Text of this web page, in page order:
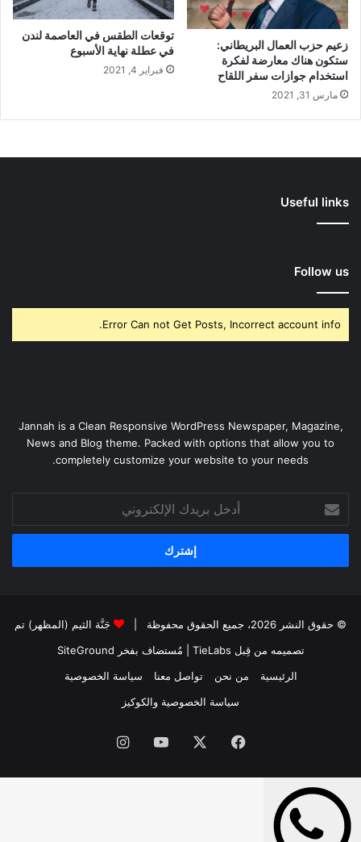
زعيم حزب العمال البريطاني:
ستكون هناك معارضة لفكرة
استخدام جوازات سفر اللقاح
مارس 31, 2021
توقعات الطقس في العاصمة لندن
في عطلة نهاية الأسبوع
فبراير 4, 2021
Useful links
Follow us
Error Can not Get Posts, Incorrect account info.
Jannah is a Clean Responsive WordPress Newspaper, Magazine,
News and Blog theme. Packed with options that allow you to
completely customize your website to your needs.
بريدك
الإلكتروني
© حقوق النشر 2026، جميع الحقوق محفوظة |
جَنَّة الثيم (المظهر) تم
تصميمه من قِبل TieLabs
| مُستضاف بفخر SiteGround
الرئيسية
من نحن تواصل معنا
سياسة الخصوصية
سياسة الخصوصية والكوكيز
فيسبوك ‫YouTubeانستقرام